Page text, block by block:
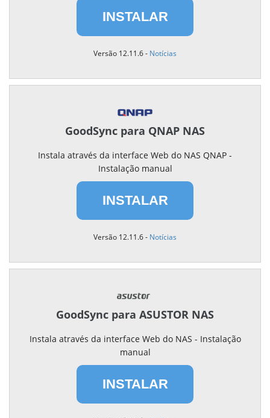
INSTALAR
Versão 12.11.6 - Notícias
GoodSync para QNAP NAS
Instala através da interface Web do NAS QNAP -
Instalação manual
INSTALAR
Versão 12.11.6 - Notícias
GoodSync para ASUSTOR NAS
Instala através da interface Web do NAS - Instalação
manual
INSTALAR